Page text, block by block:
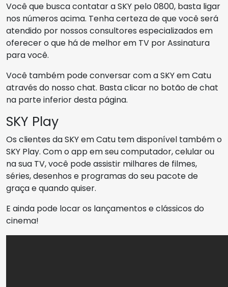
Você que busca contatar a SKY pelo 0800, basta ligar
nos números acima. Tenha certeza de que você será
atendido por nossos consultores especializados em
oferecer o que há de melhor em TV por Assinatura
para você.
Você também pode conversar com a SKY em Catu
através do nosso chat. Basta clicar no botão de chat
na parte inferior desta página.
SKY Play
Os clientes da SKY em Catu tem disponível também o
SKY Play. Com o app em seu computador, celular ou
na sua TV, você pode assistir milhares de filmes,
séries, desenhos e programas do seu pacote de
graça e quando quiser.
E ainda pode locar os lançamentos e clássicos do
cinema!